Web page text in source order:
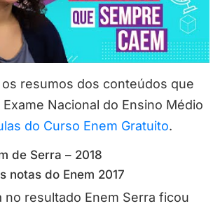
resumos dos conteúdos que
Nacional do Ensino Médio
do Curso Enem Gratuito.
de Serra – 2018
notas do Enem 2017
no resultado Enem Serra ficou